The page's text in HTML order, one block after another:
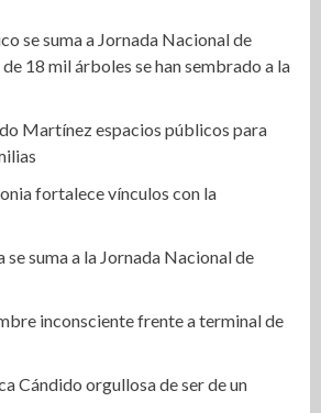
se suma a Jornada Nacional de
18 mil árboles se han sembrado a la
Martínez espacios públicos para
fortalece vínculos con la
se suma a la Jornada Nacional de
inconsciente frente a terminal de
Cándido orgullosa de ser de un